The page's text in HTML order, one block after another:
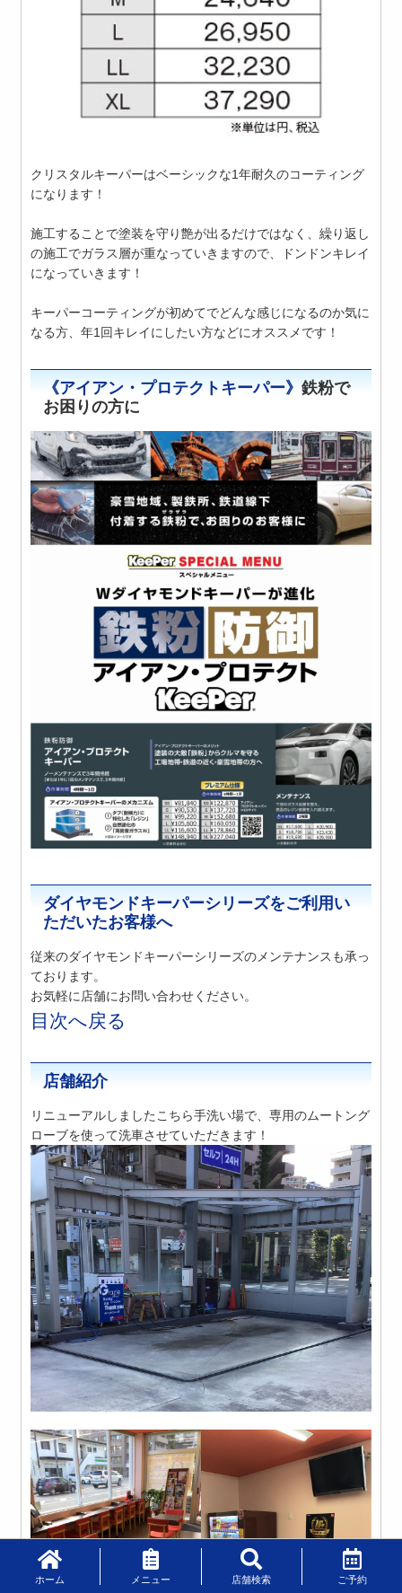
クリスタルキーパーはベーシックな1年耐久のコーティング
になります！
施工することで塗装を守り艶が出るだけではなく、繰り返し
の施工でガラス層が重なっていきますので、ドンドンキレイ
になっていきます！
キーパーコーティングが初めてでどんな感じになるのか気に
なる方、年1回キレイにしたい方などにオススメです！
《アイアン・プロテクトキーパー》鉄粉で
お困りの方に
ダイヤモンドキーパーシリーズをご利用い
ただいたお客様へ
従来のダイヤモンドキーパーシリーズのメンテナンスも承っ
ております。
お気軽に店舗にお問い合わせください。
目次へ戻る
店舗紹介
リニューアルしましたこちら手洗い場で、専用のムートング
ローブを使って洗車させていただきます！
ホーム メニュー 店舗検索 ご予約